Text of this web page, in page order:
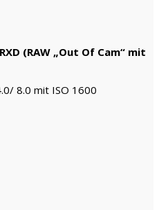
(RAW „Out Of Cam“ mit
8.0 mit ISO 1600